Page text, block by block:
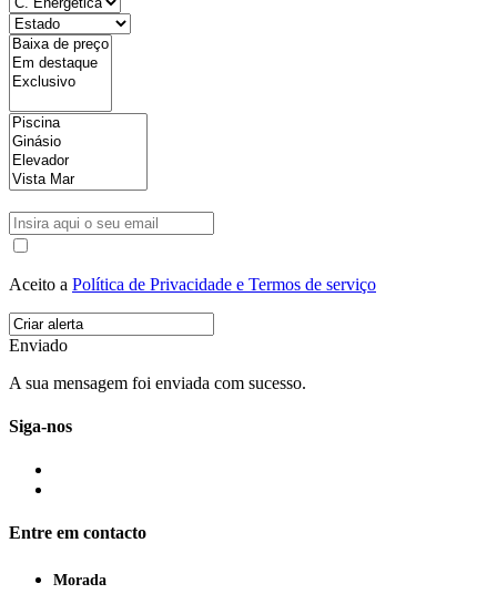
Aceito a Política de Privacidade e Termos de serviço
Enviado
A sua mensagem foi enviada com sucesso.
Siga-nos
Entre em contacto
Morada